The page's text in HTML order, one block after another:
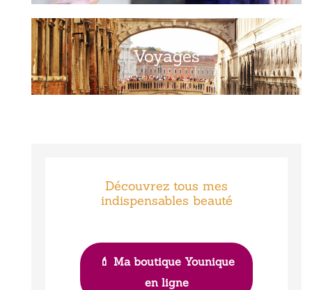
Voyages
Découvrez tous mes
indispensables beauté
💄 Ma boutique Younique
en ligne